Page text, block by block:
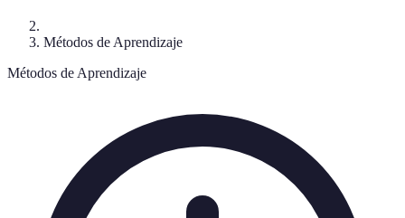
Métodos de Aprendizaje
Métodos de Aprendizaje